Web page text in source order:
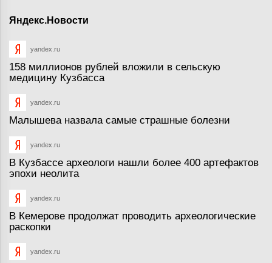
Яндекс.Новости
yandex.ru
158 миллионов рублей вложили в сельскую
медицину Кузбасса
yandex.ru
Малышева назвала самые страшные болезни
yandex.ru
В Кузбассе археологи нашли более 400 артефактов
эпохи неолита
yandex.ru
В Кемерове продолжат проводить археологические
раскопки
yandex.ru